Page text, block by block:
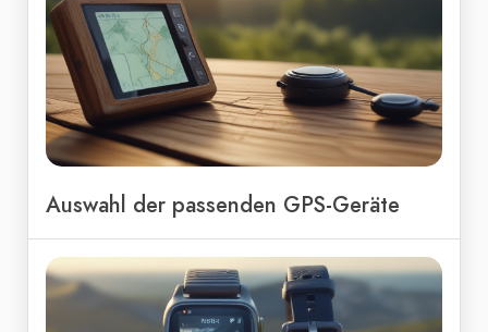
Auswahl der passenden GPS-Geräte